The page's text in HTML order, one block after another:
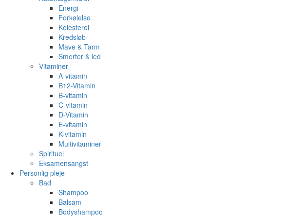
Energi
Forkølelse
Kolesterol
Kredsløb
Mave & Tarm
Smerter & led
Vitaminer
A-vitamin
B12-Vitamin
B-vitamin
C-vitamin
D-Vitamin
E-vitamin
K-vitamin
Multivitaminer
Spirituel
Eksamensangst
Personlig pleje
Bad
Shampoo
Balsam
Bodyshampoo